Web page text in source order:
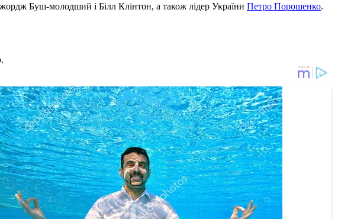
Буш-молодший і Білл Клінтон, а також лідер України Петро Порошенко.